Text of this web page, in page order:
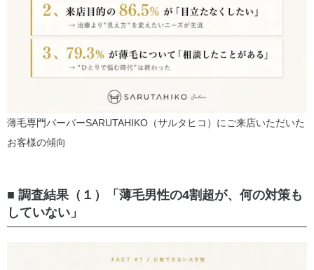
薄毛専門バーバーSARUTAHIKO（サルタヒコ）にご来店いただいた
お客様の傾向
■ 調査結果（１）「薄毛男性の4割超が、何の対策も
していない」